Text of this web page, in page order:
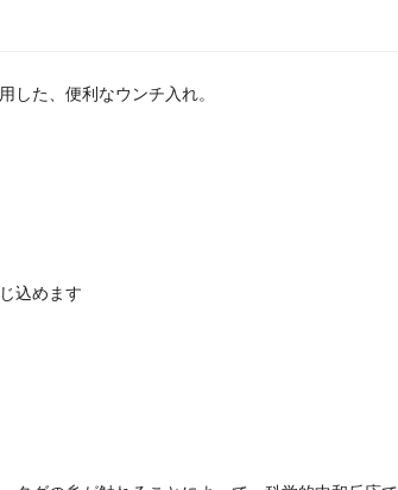
した、便利なウンチ入れ。
込めます